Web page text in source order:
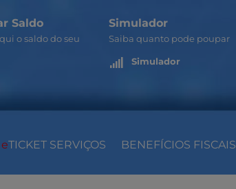
Saldo
o saldo do seu
Simulador
Saiba quanto pode poupar
 Simulador
eTICKET SERVIÇOS BENEFÍCIOS FISCAIS